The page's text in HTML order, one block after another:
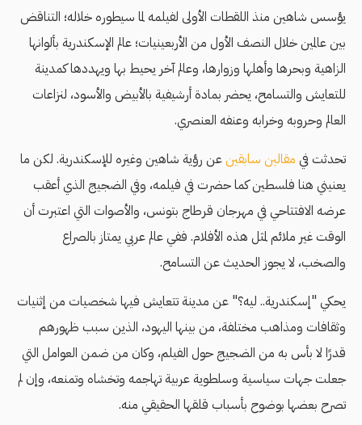
يؤسس شاهين منذ اللقطات الأولى لفيلمه لما سيطوره خلاله؛ التناقض
بين عالمين خلال النصف الأول من الأربعينيات؛ عالم الإسكندرية بألوانها
الزاهية وبحرها وأهلها وزوارها، وعالم آخر يحيط بها ويهددها كمدينة
للتعايش والتسامح، يحضر بمادة أرشيفية بالأبيض والأسود، لنزاعات
العالم وحروبه وخرابه وعنفه العنصري.
تحدثت في مقالين سابقينعن رؤية شاهين وغيره للإسكندرية. لكن ما
يعنيني هنا فلسطين كما حضرت في فيلمه، وفي الضجيج الذي أعقب
عرضه الافتتاحي في مهرجان قرطاج بتونس، والأصوات التي اعتبرت أن
الوقت غير ملائم لمثل هذه الأفلام. ففي عالم عربي يمتاز بالصراع
والصخب، لا يجوز الحديث عن التسامح.
يحكي "إسكندرية.. ليه؟" عن مدينة تتعايش فيها شخصيات من إثنيات
وثقافات ومذاهب مختلفة، من بينها اليهود، الذين سبب ظهورهم
قدرًا لا بأس به من الضجيج حول الفيلم، وكان من ضمن العوامل التي
جعلت جهات سياسية وسلطوية عربية تهاجمه وتخشاه وتمنعه، وإن لم
تصرح بعضها بوضوح بأسباب قلقها الحقيقي منه.